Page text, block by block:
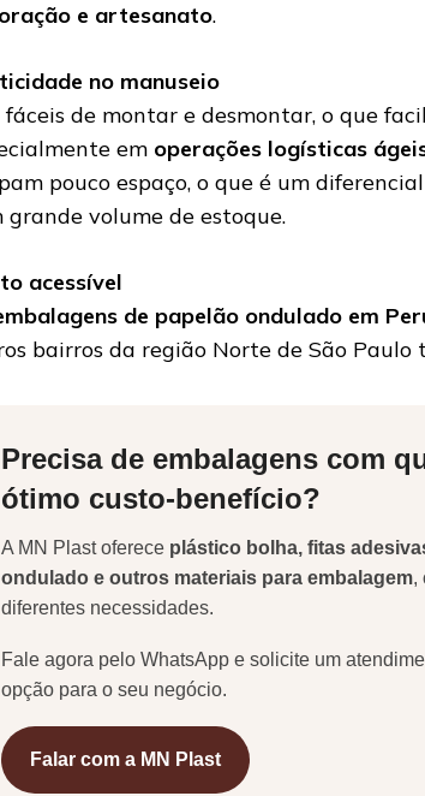
e artesanato.
no manuseio
fáceis de montar e desmontar, o que
em operações logísticas
pouco espaço, o que é um
grande volume de estoque.
acessível
de papelão ondulado em
bairros da região Norte de São Paulo
Precisa de embalagens com
ótimo custo-benefício?
A MN Plast oferece plástico bolha, fitas
ondulado e outros materiais para embalagem,
diferentes necessidades.
Fale agora pelo WhatsApp e solicite um
opção para o seu negócio.
Falar com a MN Plast